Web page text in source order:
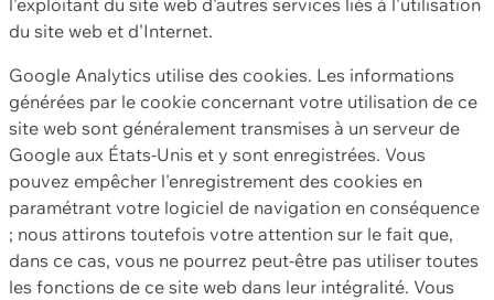
l'exploitant du site web d'autres services liés à l'utilisation
du site web et d'Internet.
Google Analytics utilise des cookies. Les informations
générées par le cookie concernant votre utilisation de ce
site web sont généralement transmises à un serveur de
Google aux États-Unis et y sont enregistrées. Vous
pouvez empêcher l'enregistrement des cookies en
paramétrant votre logiciel de navigation en conséquence
; nous attirons toutefois votre attention sur le fait que,
dans ce cas, vous ne pourrez peut-être pas utiliser toutes
les fonctions de ce site web dans leur intégralité. Vous